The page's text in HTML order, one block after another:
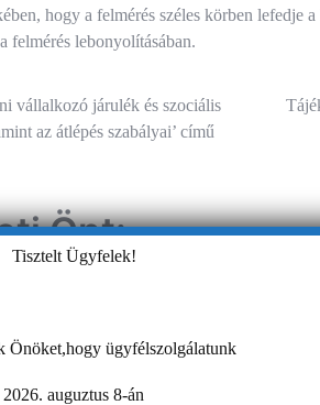
hogy a felmérés széles körben lefedje
felmérés lebonyolításában.
vállalkozó járulék és szociális
az átlépés szabályai’ című
Önt:
Tisztelt Ügyfelek!
Önöket,hogy ügyfélszolgálatunk
2026. auguztus 8-án